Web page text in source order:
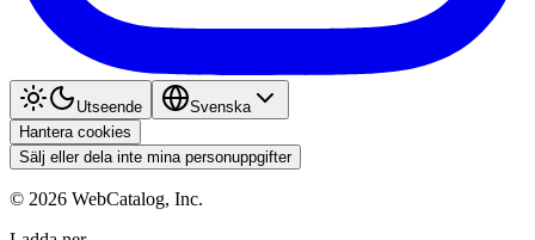
Utseende
Svenska
Hantera cookies
Sälj eller dela inte mina personuppgifter
© 2026 WebCatalog, Inc.